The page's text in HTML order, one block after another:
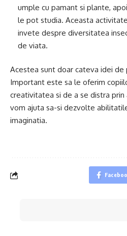
umple cu pamant si plante,
le pot studia. Aceasta
invete despre diversitatea
de viata.
Acestea sunt doar cateva idei
Important este sa le oferim
creativitatea si de a se distra
vom ajuta sa-si dezvolte
imaginatia.